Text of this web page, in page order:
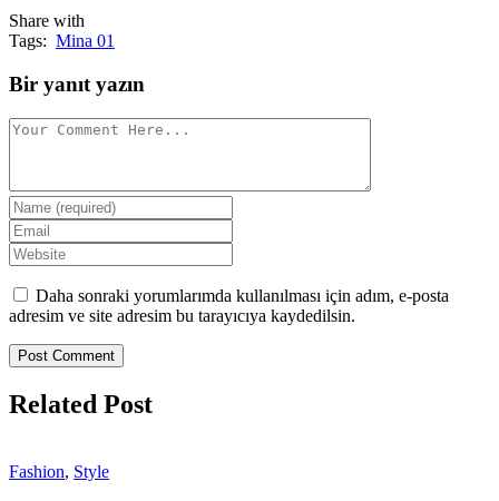
Share with
Tags: Mina 01
Bir yanıt yazın
Daha sonraki yorumlarımda kullanılması için adım, e-posta
adresim ve site adresim bu tarayıcıya kaydedilsin.
Related Post
Fashion, Style